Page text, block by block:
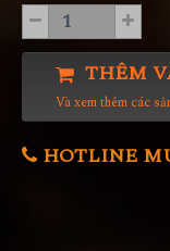
THÊM
Và xem thêm các
HOTLINE